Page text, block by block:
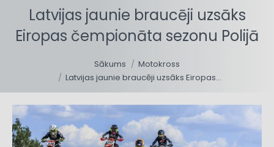
Latvijas jaunie braucēji uzsāks
Eiropas čempionāta sezonu Polijā
Sākums
Motokross
Latvijas jaunie braucēji uzsāks Eiropas…